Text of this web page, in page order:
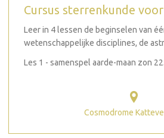
Cursus sterrenkunde
Leer in 4 lessen de beginselen van
wetenschappelijke disciplines, de
Les 1 - samenspel aarde-maan zon
Cosmodrome